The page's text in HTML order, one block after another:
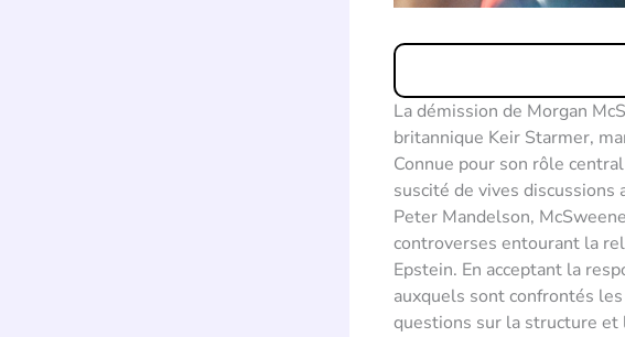
La démission de Morgan
britannique Keir Starmer,
Connue pour son rôle
suscité de vives
Peter Mandelson,
controverses entourant la
Epstein. En acceptant la
auxquels sont confrontés
questions sur la structure et